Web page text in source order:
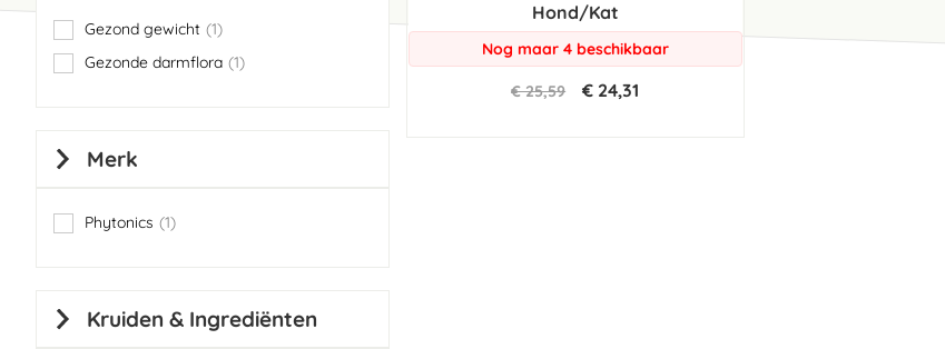
Hond/Kat
Nog maar 4 beschikbaar
€ 25,59 € 24,31
Gezond gewicht 1
item
Gezonde darmflora 1
item
Merk
Phytonics 1
item
Kruiden & Ingrediënten